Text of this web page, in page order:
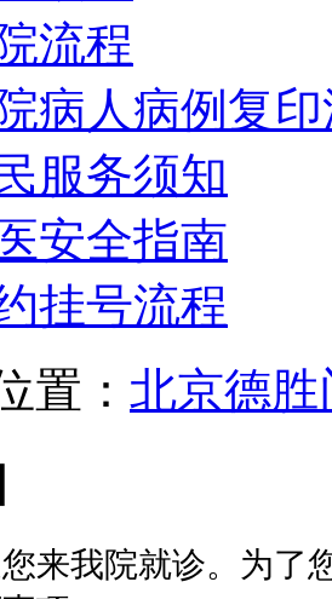
流程
病人病例复
服务须知
安全指南
挂号流程
置： 北京德
我院就诊。为了